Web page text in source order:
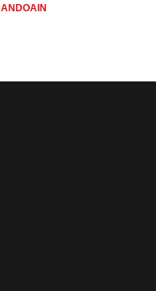
ANDOAIN